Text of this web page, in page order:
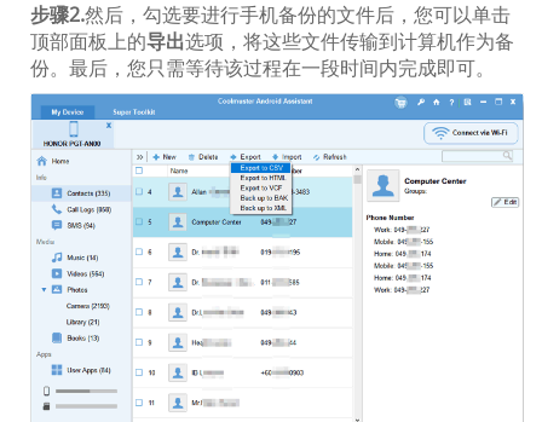
步骤2.然后，勾选要进行手机备份的文件后，您可以单击
顶部面板上的导出选项，将这些文件传输到计算机作为备
份。最后，您只需等待该过程在一段时间内完成即可。